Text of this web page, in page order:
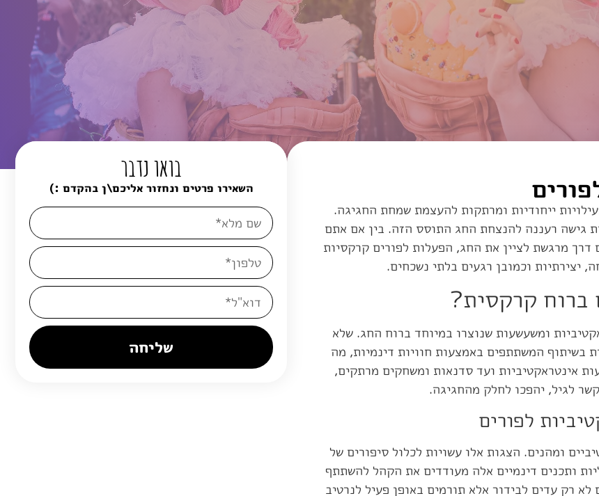
ייחודיות ומרתקות להעצמת שמחת החגיגה.
גישה רעננה להנצחת החג התוסס הזה. בין אם אתם
מרגשת לציין את החג, הפעלות לפורים קרקסיות
יצירתיות וכמובן רגעים בלתי נשכחים.
ברוח קרקסית?
ומשעשעות שנוצרו במיוחד ברוח החג. שלא
בשיתוף המשתתפים באמצעות חוויות דינמיות, מה
אינטראקטיביות ועד סדנאות ומשחקים מרתקים,
לגיל, יהפכו לחלק מהחגיגה.
לפורים
ומהנים. הצגות אלו עשויות לכלול סיפורים של
ותכנים דינמיים אלה מעודדים את הקהל להשתתף
רק עדים לבידור אלא תורמים באופן פעיל לנרטיב
בואו נדבר
השאירו פרטים ונחזור אליכם\ן בהקדם :)
שליחה